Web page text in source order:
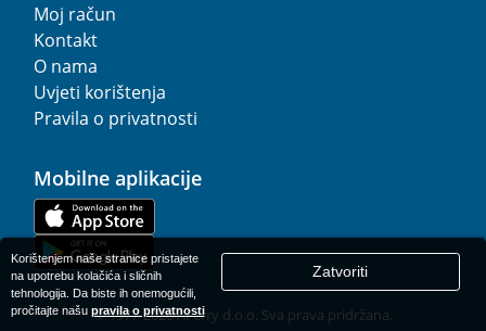
Moj račun
Kontakt
O nama
Uvjeti korištenja
Pravila o privatnosti
Mobilne aplikacije
© 1977-2026AFerry d.o.o. Sva prava pridržana.
Korištenjem naše stranice pristajete
na upotrebu kolačića i sličnih
tehnologija. Da biste ih onemogućili,
pročitajte našu pravila o privatnosti
Zatvoriti